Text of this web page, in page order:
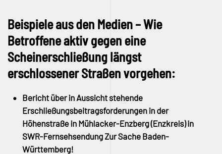
Beispiele aus den Medien – Wie
Betroffene aktiv gegen eine
Scheinerschließung längst
erschlossener Straßen vorgehen:
Bericht über in Aussicht stehende
Erschließungsbeitragsforderungen in der
Höhenstraße in Mühlacker-Enzberg (Enzkreis) in
SWR-Fernsehsendung Zur Sache Baden-
Württemberg!